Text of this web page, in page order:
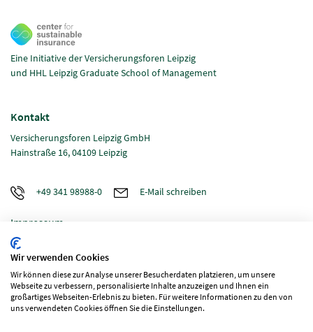
Eine Initiative der Versicherungsforen Leipzig
und HHL Leipzig Graduate School of Management
Kontakt
Versicherungsforen Leipzig GmbH
Hainstraße 16, 04109 Leipzig
+49 341 98988-0 E-Mail schreiben
Impressum
Datenschutz
Folgen Sie uns
Wir verwenden Cookies
Wir können diese zur Analyse unserer Besucherdaten platzieren, um unsere
Webseite zu verbessern, personalisierte Inhalte anzuzeigen und Ihnen ein
großartiges Webseiten-Erlebnis zu bieten. Für weitere Informationen zu den von
uns verwendeten Cookies öffnen Sie die Einstellungen.